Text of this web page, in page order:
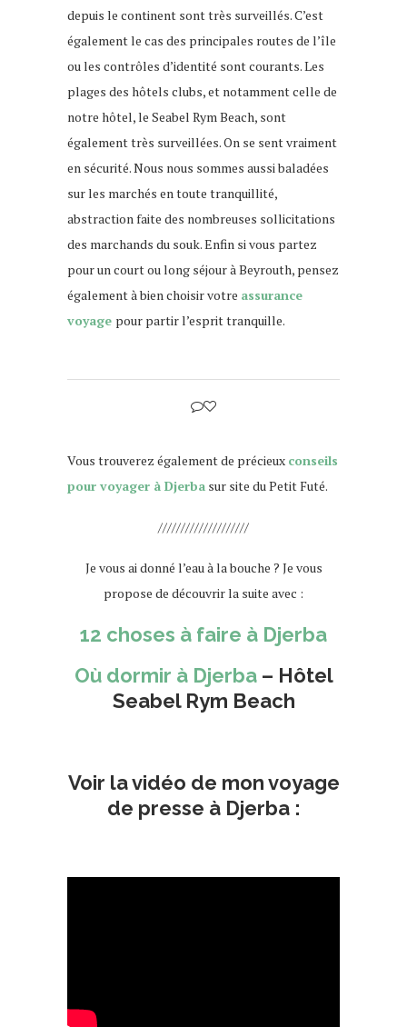
depuis le continent sont très surveillés. C’est
également le cas des principales routes de l’île
ou les contrôles d’identité sont courants. Les
plages des hôtels clubs, et notamment celle de
notre hôtel, le Seabel Rym Beach, sont
également très surveillées. On se sent vraiment
en sécurité. Nous nous sommes aussi baladées
sur les marchés en toute tranquillité,
abstraction faite des nombreuses sollicitations
des marchands du souk. Enfin si vous partez
pour un court ou long séjour à Beyrouth, pensez
également à bien choisir votre assurance
voyage pour partir l’esprit tranquille.
Vous trouverez également de précieux conseils
pour voyager à Djerba sur site du Petit Futé.
////////////////////
Je vous ai donné l’eau à la bouche ? Je vous
propose de découvrir la suite avec :
12 choses à faire à Djerba
Où dormir à Djerba– Hôtel
Seabel Rym Beach
Voir la vidéo de mon voyage
de presse à Djerba :